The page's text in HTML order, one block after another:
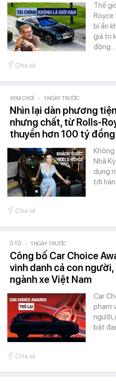
Thế
Royce
bí ẩn
giá trị
động…
Chia sẻ
XEM CHƠI - 1 NGÀY TRƯỚC
Nhìn lại dàn phương
nhưng chất, từ Rolls-
thuyền hơn 100 tỷ đồng
Không
Nhã
dụng
tới
Chia sẻ
Ô TÔ - 1 NGÀY TRƯỚC
Công bố Car Choice
vinh danh cả con
ngành xe Việt Nam
Car
phạm
người,
bật
Chia sẻ